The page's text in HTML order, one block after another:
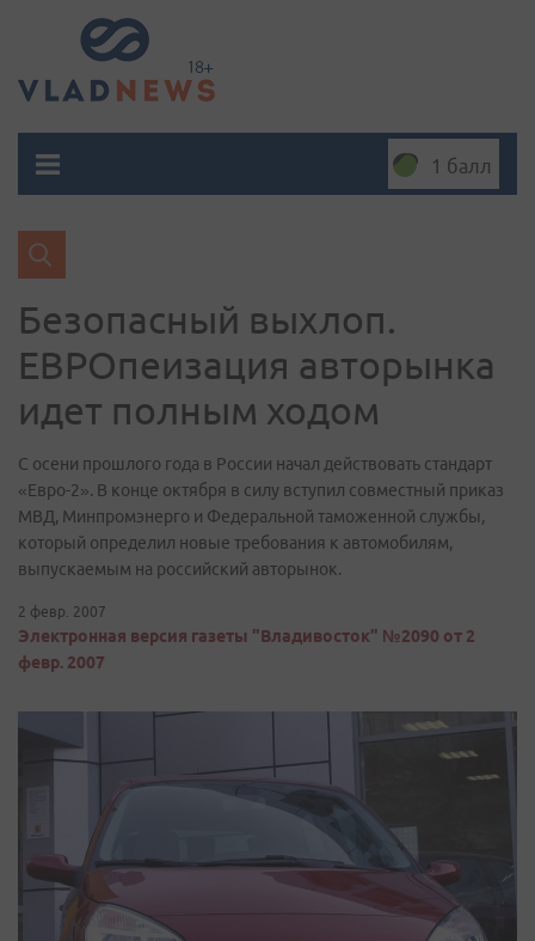
1 балл
Безопасный выхлоп.
ЕВРОпеизация авторынка
идет полным ходом
С осени прошлого года в России начал действовать стандарт
«Евро-2». В конце октября в силу вступил совместный приказ
МВД, Минпромэнерго и Федеральной таможенной службы,
который определил новые требования к автомобилям,
выпускаемым на российский авторынок.
2 февр. 2007
Электронная версия газеты "Владивосток" №2090 от 2
февр. 2007